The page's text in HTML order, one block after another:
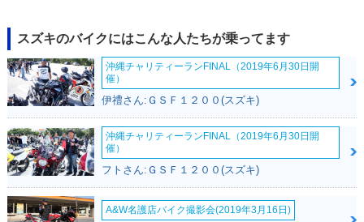
S・カラーチェンジ
カラーチェンジ
S・追加
スズキのバイクにはこんな人たちが乗ってます
沖縄チャリティーランFINAL（2019年6月30日開
催）
伊禮さん:ＧＳＦ１２００(スズキ)
沖縄チャリティーランFINAL（2019年6月30日開
催）
フトさん:ＧＳＦ１２００(スズキ)
A&W名護店バイク撮影会(2019年3月16日)